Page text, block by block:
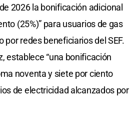
2026 la bonificación adicional
(25%)” para usuarios de gas
por redes beneficiarios del SEF.
establece “una bonificación
noventa y siete por ciento
de electricidad alcanzados por